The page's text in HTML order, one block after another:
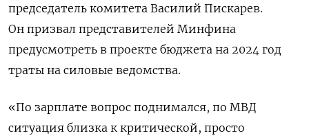
председатель комитета Василий Пискарев.
Он призвал представителей Минфина
предусмотреть в проекте бюджета на 2024 год
траты на силовые ведомства.
«По зарплате вопрос поднимался, по МВД
ситуация близка к критической, просто